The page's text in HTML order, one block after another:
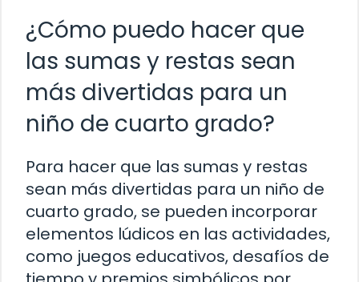
¿Cómo puedo hacer que
las sumas y restas sean
más divertidas para un
niño de cuarto grado?
Para hacer que las sumas y restas
sean más divertidas para un niño de
cuarto grado, se pueden incorporar
elementos lúdicos en las actividades,
como juegos educativos, desafíos de